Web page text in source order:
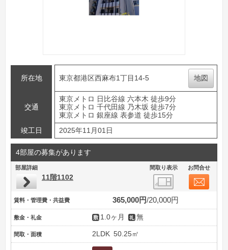
所在地 東京都港区西麻布1丁目14-5 地図
交通
東京メトロ 日比谷線 六本木 徒歩9分
東京メトロ 千代田線 乃木坂 徒歩7分
東京メトロ 銀座線 表参道 徒歩15分
竣工日
2025年11月01日
4部屋の募集があります
部屋詳細 間取り表示 お問合せ
11階1102
賃料・管理費・共益費 365,000円 20,000円
敷金・礼金 1.0ヶ月 無
間取・面積 2LDK 50.25㎡